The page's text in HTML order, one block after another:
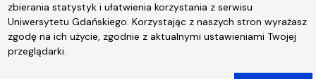
zbierania statystyk i ułatwienia korzystania z serwisu
Uniwersytetu Gdańskiego. Korzystając z naszych stron wyrażasz
zgodę na ich użycie, zgodnie z aktualnymi ustawieniami Twojej
przeglądarki.